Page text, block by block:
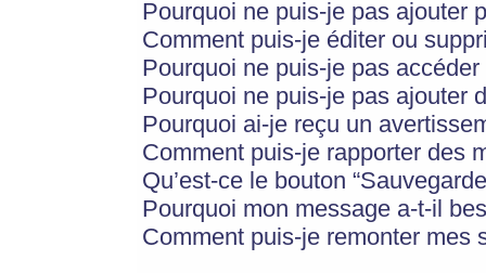
Pourquoi ne puis-je pas ajouter
Comment puis-je éditer ou
Pourquoi ne puis-je pas
Pourquoi ne puis-je pas ajouter
Pourquoi ai-je reçu un
Comment puis-je rapporter des
Qu’est-ce le bouton
Pourquoi mon message a-t-il
Comment puis-je remonter mes